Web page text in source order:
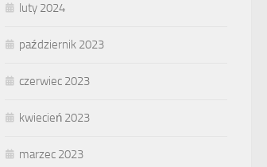
luty 2024
październik 2023
czerwiec 2023
kwiecień 2023
marzec 2023